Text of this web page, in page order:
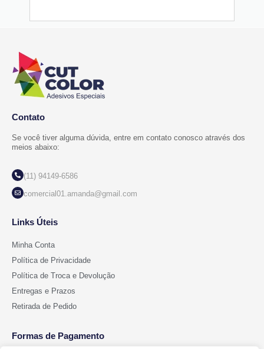
Contato
Se você tiver alguma dúvida, entre em contato conosco através dos
meios abaixo:
(11) 94149-6586
comercial01.amanda@gmail.com
Links Úteis
Minha Conta
Política de Privacidade
Política de Troca e Devolução
Entregas e Prazos
Retirada de Pedido
Formas de Pagamento